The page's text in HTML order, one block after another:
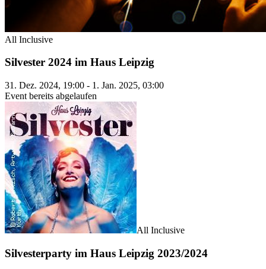
All Inclusive
Silvester 2024 im Haus Leipzig
31. Dez. 2024, 19:00 - 1. Jan. 2025, 03:00
Event bereits abgelaufen
All Inclusive
Silvesterparty im Haus Leipzig 2023/2024